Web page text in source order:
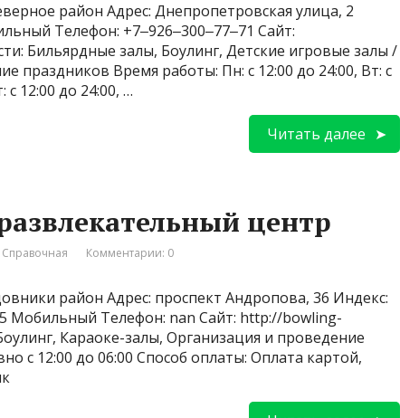
район Адрес: Днепропетровская улица, 2
Телефон: +7‒926‒300‒77‒71 Сайт:
Бильярдные залы, Боулинг, Детские игровые залы /
праздников Время работы: Пн: с 12:00 до 24:00, Вт: с
с 12:00 до 24:00, …
Читать далее
центр
Справочная Комментарии: 0
район Адрес: проспект Андропова, 36 Индекс:
Мобильный Телефон: nan Сайт: http://bowling-
Караоке-залы, Организация и проведение
с 12:00 до 06:00 Способ оплаты: Оплата картой,